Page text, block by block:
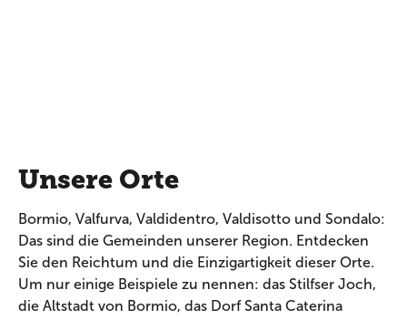
Unsere Orte
Bormio, Valfurva, Valdidentro, Valdisotto und Sondalo:
Das sind die Gemeinden unserer Region. Entdecken
Sie den Reichtum und die Einzigartigkeit dieser Orte.
Um nur einige Beispiele zu nennen: das Stilfser Joch,
die Altstadt von Bormio, das Dorf Santa Caterina